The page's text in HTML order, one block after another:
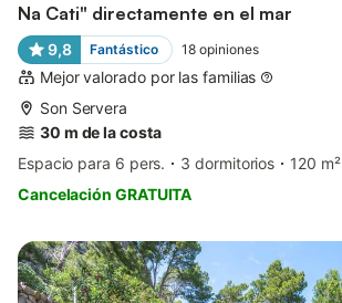
Na Cati" directamente en el mar
9,8 Fantástico 18 opiniones
Mejor valorado por las familias
Son Servera
30 m de la costa
Espacio para 6 pers.
3 dormitorios
120 m²
Cancelación GRATUITA